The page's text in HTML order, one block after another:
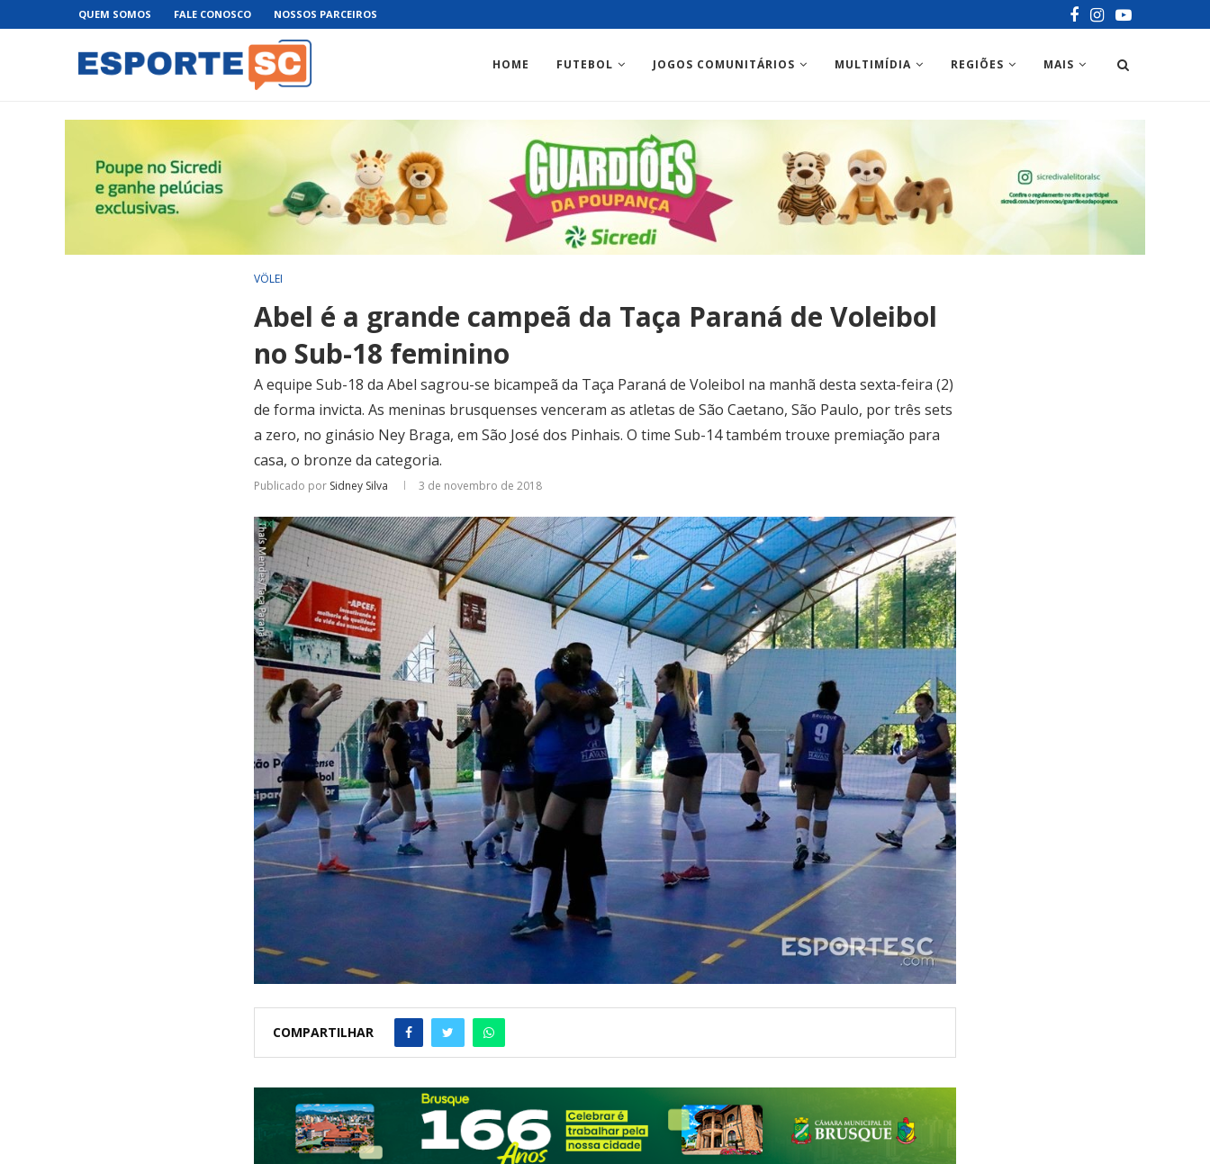
QUEM SOMOS FALE CONOSCO NOSSOS PARCEIROS
HOME FUTEBOL JOGOS COMUNITÁRIOS MULTIMÍDIA REGIÕES MAIS
VÔLEI
Abel é a grande campeã da Taça Paraná de Voleibol
no Sub-18 feminino
A equipe Sub-18 da Abel sagrou-se bicampeã da Taça Paraná de Voleibol na manhã desta sexta-feira (2)
de forma invicta. As meninas brusquenses venceram as atletas de São Caetano, São Paulo, por três sets
a zero, no ginásio Ney Braga, em São José dos Pinhais. O time Sub-14 também trouxe premiação para
casa, o bronze da categoria.
Publicado por Sidney Silva 3 de novembro de 2018
COMPARTILHAR